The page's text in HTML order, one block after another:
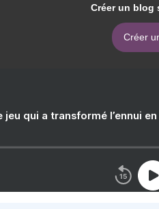
Créer un blog
Créer
jeu qui a transformé l’ennui